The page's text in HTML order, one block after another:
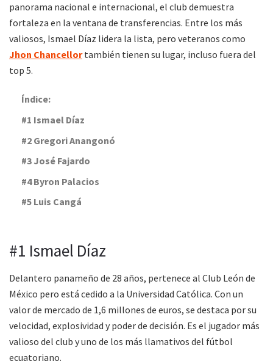
panorama nacional e internacional, el club demuestra
fortaleza en la ventana de transferencias. Entre los más
valiosos, Ismael Díaz lidera la lista, pero veteranos como
Jhon Chancellortambién tienen su lugar, incluso fuera del
top 5.
Índice:
#1 Ismael Díaz
#2 Gregori Anangonó
#3 José Fajardo
#4 Byron Palacios
#5 Luis Cangá
#1 Ismael Díaz
Delantero panameño de 28 años, pertenece al Club León de
México pero está cedido a la Universidad Católica. Con un
valor de mercado de 1,6 millones de euros, se destaca por su
velocidad, explosividad y poder de decisión. Es el jugador más
valioso del club y uno de los más llamativos del fútbol
ecuatoriano.